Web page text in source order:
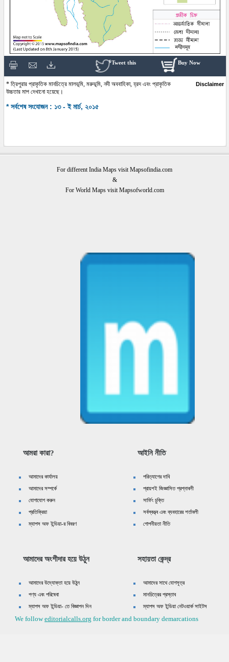
Buy Now
Tweet this
* ত্রিপুরার প্রাকৃতিক মানচিত্রে মালভূমি, মরুভূমি, নদী অববাহিকা, হ্রদ এবং প্রাকৃতিক
উচ্চতার মাপ দেখানো হয়েছে।
Disclaimer
* সর্বশেষ সংযোজন : ১৩ - ই মার্চ, ২০১৫
For different India Maps visit Mapsofindia.com
&
For World Maps visit Mapsofworld.com
আমরা কারা?
আমাদের কার্যালয়
আমাদের সম্পর্কে
যোগাযোগ করুন
প্রতিক্রিয়া
ম্যাপস অফ ইন্ডিয়া-র বিবরণ
আইনি নীতি
পরিত্যাগের দাবি
প্রায়শই জিজ্ঞাসিত প্রশ্নাবলী
সার্ফিং চুক্তি
সর্বস্বত্ত্ব এবং ব্যবহারের শর্তাবলী
গোপনীয়তা নীতি
আমাদের অংশীদার হয়ে উঠুন
আমাদের উদ্যোক্তা হয়ে উঠুন
পণ্য এবং পরিষেবা
ম্যাপস অফ ইন্ডিয়া- তে বিজ্ঞাপন দিন
সহায়তা কেন্দ্র
আমাদের সাথে যোগসূত্র
মানচিত্রের প্রস্তাব
ম্যাপস অফ ইন্ডিয়া নেটওয়ার্ক সাইটস
We followeditorialcalls.org for border and boundary demarcations